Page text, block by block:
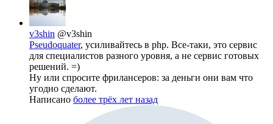
v3shin @v3shin
Pseudoquater, усиливайтесь в php. Все-таки, это сервис
для специалистов разного уровня, а не сервис готовых
решений. =)
Ну или спросите фрилансеров: за деньги они вам что
угодно сделают.
Написано более трёх лет назад